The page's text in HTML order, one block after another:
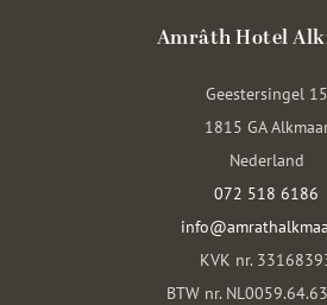
Amrâth Hotel
Geestersingel 15
1815 GA
Nederland
072 518 6186
KVK nr.
BTW nr.